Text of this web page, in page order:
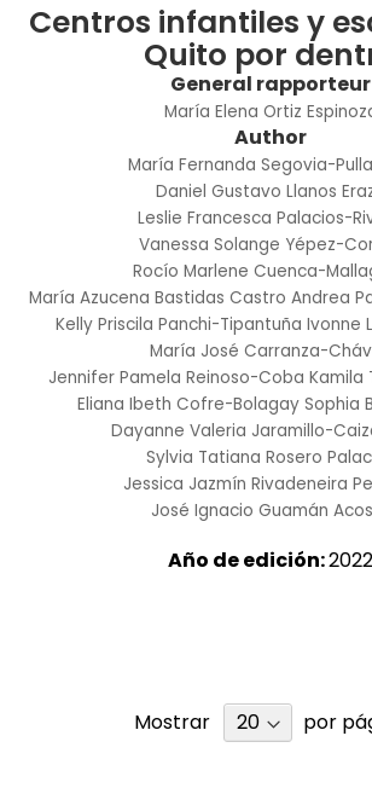
Centros infantiles y
Quito por
General rapporteur
María Elena Ortiz
Author
María Fernanda Segovia-
Daniel Gustavo Llanos
Leslie Francesca Palacios-
Vanessa Solange Yépez-
Rocío Marlene Cuenca-
María Azucena Bastidas Castro Andrea
Kelly Priscila Panchi-Tipantuña Ivonne
María José Carranza-
Jennifer Pamela Reinoso-Coba Kamila
Eliana Ibeth Cofre-Bolagay Sophia
Dayanne Valeria Jaramillo-
Sylvia Tatiana Rosero
Jessica Jazmín Rivadeneira
José Ignacio Guamán
Año de edición:2022
Mostrar por